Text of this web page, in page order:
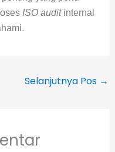
ISO audit internal
Selanjutnya Pos →